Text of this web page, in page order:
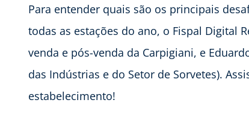
Para entender quais são os principais
todas as estações do ano, o Fispal Digital
venda e pós-venda da Carpigiani, e
das Indústrias e do Setor de Sorvetes).
estabelecimento!